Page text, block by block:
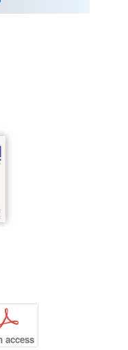
access